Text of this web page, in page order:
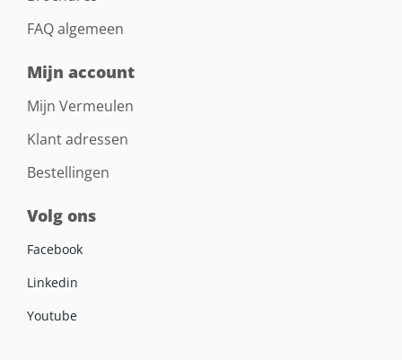
FAQ algemeen
Mijn account
Mijn Vermeulen
Klant adressen
Bestellingen
Volg ons
Facebook
Linkedin
Youtube